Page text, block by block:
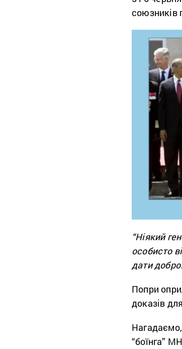
союзників
“Ніякий
особисто
дати
Попри
доказів
“боїнга”